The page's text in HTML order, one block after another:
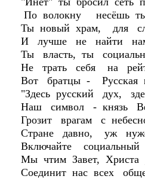
По волокну несёшь
Ты новый храм, для
И лучше не найти
Ты власть, ты
Не трать себя на
Вот братцы - Русская
"Здесь русский дух,
Наш символ - князь
Грозит врагам с
Стране давно, уж
Включайте
Мы чтим Завет, Христа
Соединит нас всех